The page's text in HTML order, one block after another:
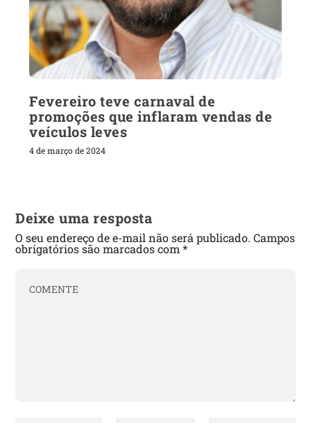
Fevereiro teve carnaval de
promoções que inflaram vendas de
veículos leves
4 de março de 2024
Deixe uma resposta
O seu endereço de e-mail não será publicado. Campos
obrigatórios são marcados com*